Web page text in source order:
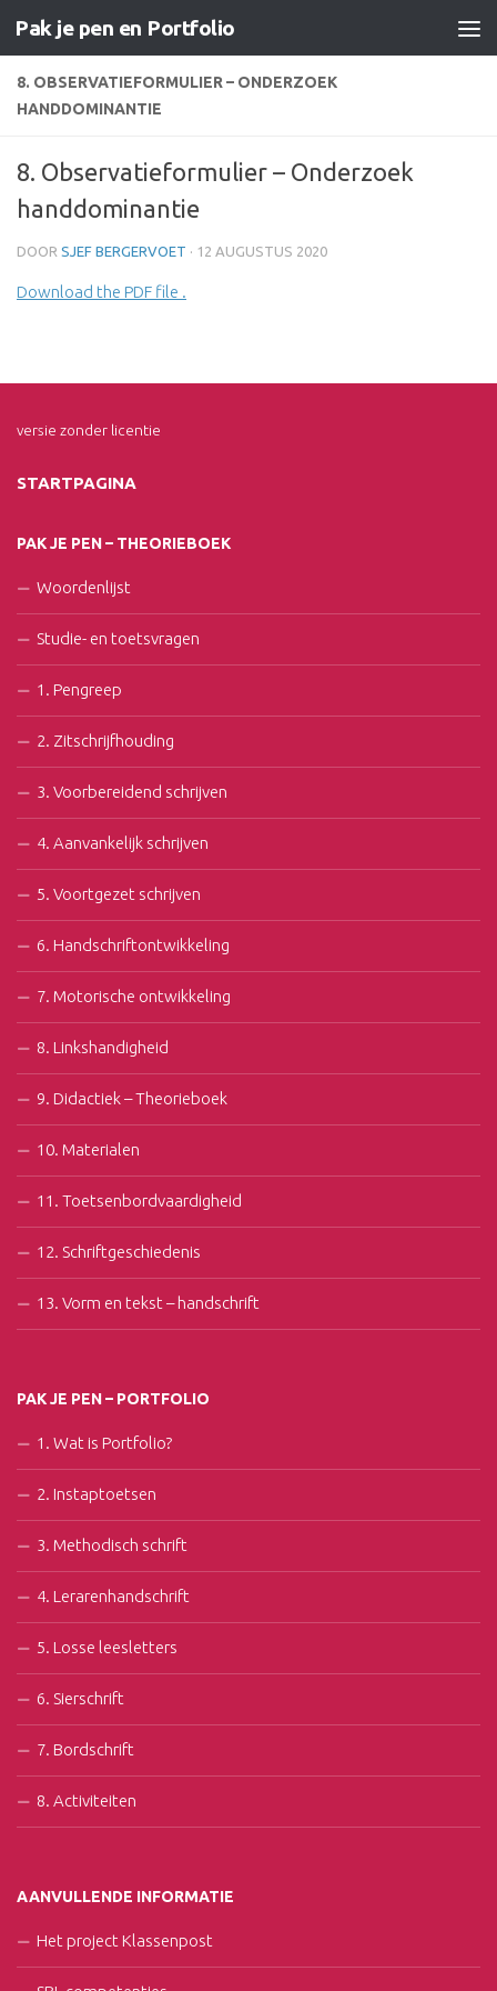
Doorgaan naar inhoud
Pak je pen en Portfolio
8. OBSERVATIEFORMULIER – ONDERZOEK
HANDDOMINANTIE
8. Observatieformulier – Onderzoek
handdominantie
DOOR SJEF BERGERVOET · 12 AUGUSTUS 2020
Download the PDF file .
versie zonder licentie
STARTPAGINA
PAK JE PEN – THEORIEBOEK
Woordenlijst
Studie- en toetsvragen
1. Pengreep
2. Zitschrijfhouding
3. Voorbereidend schrijven
4. Aanvankelijk schrijven
5. Voortgezet schrijven
6. Handschriftontwikkeling
7. Motorische ontwikkeling
8. Linkshandigheid
9. Didactiek – Theorieboek
10. Materialen
11. Toetsenbordvaardigheid
12. Schriftgeschiedenis
13. Vorm en tekst – handschrift
PAK JE PEN – PORTFOLIO
1. Wat is Portfolio?
2. Instaptoetsen
3. Methodisch schrift
4. Lerarenhandschrift
5. Losse leesletters
6. Sierschrift
7. Bordschrift
8. Activiteiten
AANVULLENDE INFORMATIE
Het project Klassenpost